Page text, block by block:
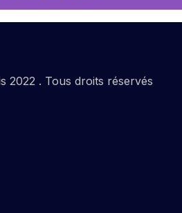
2022 . Tous droits réservés